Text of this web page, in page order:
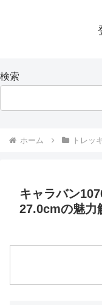
検索
ホーム トレッ
キャラバン
27.0cmの魅力